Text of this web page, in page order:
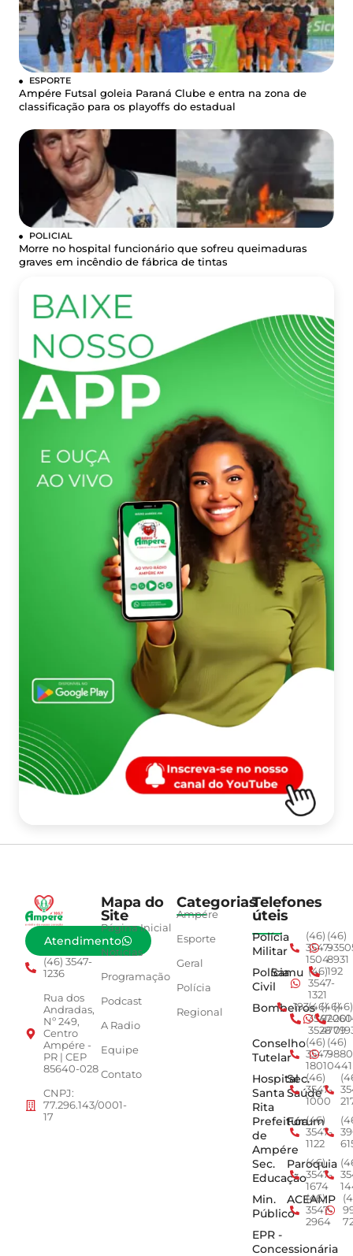
ESPORTE
Ampére Futsal goleia Paraná Clube e entra na zona de
classificação para os playoffs do estadual
POLICIAL
Morre no hospital funcionário que sofreu queimaduras
graves em incêndio de fábrica de tintas
Atendimento
(46) 3547-
1236
Rua dos
Andradas,
Nº 249,
Centro
Ampére -
PR | CEP
85640-028
CNPJ:
77.296.143/0001-
17
Mapa do
Site
Página Inicial
Notícias
Programação
Podcast
A Radio
Equipe
Contato
Categorias
Ampére
Esporte
Geral
Polícia
Regional
Telefones
úteis
Polícia
Militar
(46)
3547-
1504
(46)
8931
Polícia
Civil
Samu (46)
3547-
1321
192
Bombeiros
193(46)
3547-
3528
(46)
4779
(46)
Conselho
Tutelar
(46)
3547-
1801
(46)
0441
Hospital
Santa
Rita
Sec.
Saúde
(46)
3547-
1000
Prefeitura
de
Ampére
Fórum
(46)
3547-
1122
Sec.
Educação
Paroquia
(46)
3547-
1674
Min.
Público
ACEAMP
(46)
3547-
2964
EPR -
Concessionária